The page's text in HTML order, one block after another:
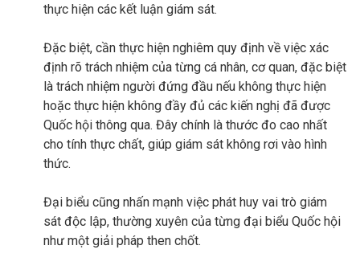
thực hiện các kết luận giám sát.
Đặc biệt, cần thực hiện nghiêm quy định về việc xác
định rõ trách nhiệm của từng cá nhân, cơ quan, đặc biệt
là trách nhiệm người đứng đầu nếu không thực hiện
hoặc thực hiện không đầy đủ các kiến nghị đã được
Quốc hội thông qua. Đây chính là thước đo cao nhất
cho tính thực chất, giúp giám sát không rơi vào hình
thức.
Đại biểu cũng nhấn mạnh việc phát huy vai trò giám
sát độc lập, thường xuyên của từng đại biểu Quốc hội
như một giải pháp then chốt.